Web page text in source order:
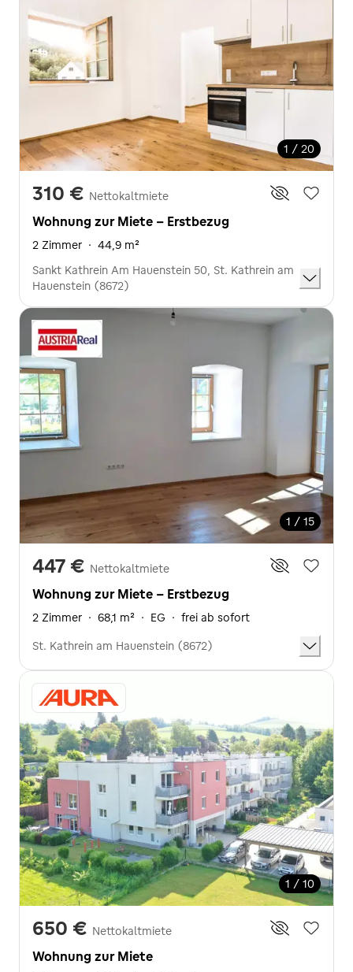
1 / 20
310 € Nettokaltmiete
Wohnung zur Miete - Erstbezug
2 Zimmer · 44,9 m²
Sankt Kathrein Am Hauenstein 50, St. Kathrein am
Hauenstein (8672)
1 / 15
447 € Nettokaltmiete
Wohnung zur Miete - Erstbezug
2 Zimmer · 68,1 m² · EG · frei ab sofort
St. Kathrein am Hauenstein (8672)
1 / 10
650 € Nettokaltmiete
Wohnung zur Miete